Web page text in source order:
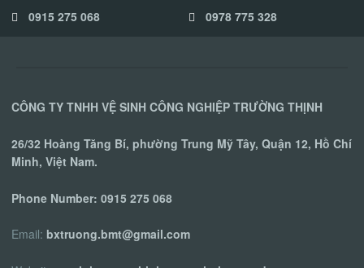
0915 275 068 0978 775 328
CÔNG TY TNHH VỆ SINH CÔNG NGHIỆP TRƯỜNG THỊNH
26/32 Hoàng Tăng Bí, phường Trung Mỹ Tây, Quận 12, Hồ Chí
Minh, Việt Nam.
Phone Number: 0915 275 068
Email: bxtruong.bmt@gmail.com